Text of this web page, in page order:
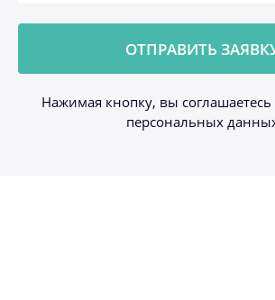
Нажимая кнопку, вы соглашаетесь
персональных